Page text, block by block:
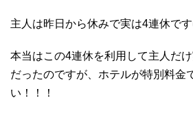
主人は昨日から休みで実は4連休で
本当はこの4連休を利用して主人だ
だったのですが、ホテルが特別料金
い！！！